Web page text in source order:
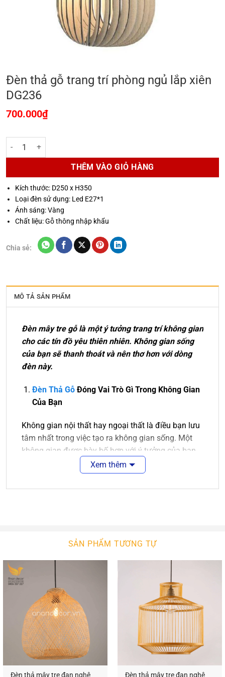
Đèn thả gỗ trang trí phòng ngủ lắp xiên
DG236
700.000₫
Đèn thả gỗ trang trí phòng ngủ lắp xiên DG236 số lượng
THÊM VÀO GIỎ HÀNG
Kích thước: D250 x H350
Loại đèn sử dụng: Led E27*1
Ánh sáng: Vàng
Chất liệu: Gỗ thông nhập khẩu
Chia sẻ:
MÔ TẢ SẢN PHẨM
Đèn mây tre gỗ là một ý tưởng trang trí không gian
cho các tín đồ yêu thiên nhiên. Không gian sống
của bạn sẽ thanh thoát và nên thơ hơn với dòng
đèn này.
Đèn Thả Gỗ Đóng Vai Trò Gì Trong Không Gian
Của Bạn
Không gian nội thất hay ngoại thất là điều bạn lưu
tâm nhất trong việc tạo ra không gian sống. Một
không gian được bày bố hợp với ý tưởng của bạn
là điều tuyệt vời. Sẽ tuyệt vời hơn nếu không gian
ấy được màu sắc của ánh sáng chiếu rọi.
phú về kiểu dáng thiết kế, ngôi nhà bạn sẽ thêm
xinh đẹp. Với công nghệ chiếu sáng hiện đại,
không gian của bạn sẽ bừng sáng hay lung linh.
Đèn Thả Gỗ
An An Decor luôn tìm kiếm để nhập khẩu các mẫu
đèn tường hiện đại chất lượng cao. Bên cạnh đó,
chúng tôi còn tự thiết kế và sản xuất các mẫu đèn
tường theo ý tưởng khách hàng đưa ra. Chúng tôi
lắp đặt và bảo trì tận tình, chu đáocho quý khách!
Xem thêm
SẢN PHẨM TƯƠNG TỰ
Đèn thả mây tre đan nghệ
Đèn thả mây tre đan nghệ